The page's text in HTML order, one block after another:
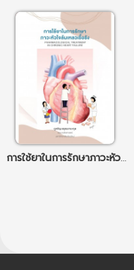
การใช้ยาในการรักษาภาวะหัวใจล้มเหลวเรื้อรัง